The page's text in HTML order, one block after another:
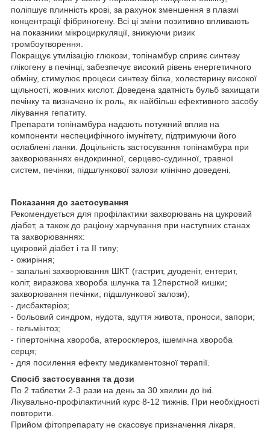
поліпшує плинність крові, за рахунок зменшення в плазмі
концентрації фібриногену. Всі ці зміни позитивно впливають
на показники мікроциркуляції, знижуючи ризик
тромбоутворення.
Покращує утилізацію глюкози, топінамбур сприяє синтезу
глікогену в печінці, забезпечує високий рівень енергетичного
обміну, стимулює процеси синтезу білка, холестерину високої
щільності, жовчних кислот. Доведена здатність бульб захищати
печінку та визначено їх роль, як найбільш ефективного засобу
лікування гепатиту.
Препарати топінамбура надають потужний вплив на
компоненти неспецифічного імунітету, підтримуючи його
ослаблені ланки. Доцільність застосування топінамбура при
захворюваннях ендокринної, серцево-судинної, травної
систем, печінки, підшлункової залози клінічно доведені.
Показання до застосування
Рекомендується для профілактики захворювань на цукровий
діабет, а також до раціону харчування при наступних станах
та захворюваннях:
цукровий діабет і та ІІ типу;
- ожиріння;
- запальні захворювання ШКТ (гастрит, дуоденіт, ентерит,
коліт, виразкова хвороба шлунка та 12перстной кишки;
захворювання печінки, підшлункової залози);
- дисбактеріоз;
- больовий синдром, нудота, здуття живота, проноси, запори;
- гельмінтоз;
- гіпертонічна хвороба, атеросклероз, ішемічна хвороба
серця;
- для посилення ефекту медикаментозної терапії.
Спосіб застосування та дози
По 2 таблетки 2-3 рази на день за 30 хвилин до їжі.
Лікувально-профілактичний курс 8-12 тижнів. При необхідності
повторити.
Прийом фітопрепарату не скасовує призначення лікаря.